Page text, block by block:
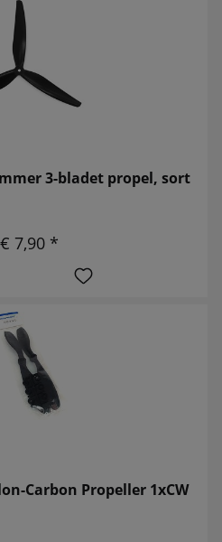
3-bladet propel, sort
€ 7,90 *
Carbon Propeller 1xCW